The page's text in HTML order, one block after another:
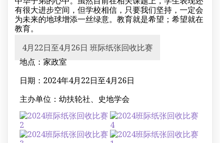
有很大进步空间，但学校相信，只要我们坚持，一定会
为未来的地球增添一丝绿意。教育就是希望；希望就在
教育。
4月22日至4月26日 班际纸张回收比赛
地点：家政室
日期：2024年4月22日至4月26日
主办单位：幼扶轮社、史地学会